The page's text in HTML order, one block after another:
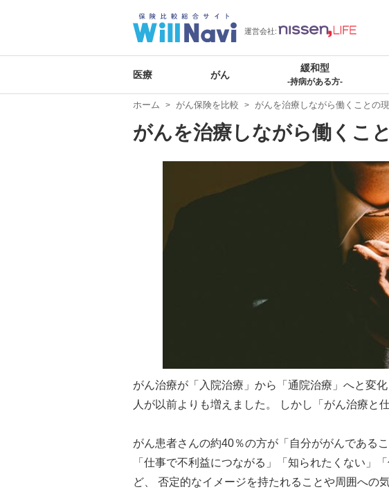
運営会社:
医療 がん
緩和型
-持病がある方-
ホーム がん保険を比較 がんを治療しながら働くことの
がんを治療しながら働くこ
がん治療が「入院治療」から「通院治療」へと変
人が以前よりも増えました。 しかし「がん治療と
がん患者さんの約40％の方が「自分ががんである
「仕事で不利益につながる」「知られたくない」
ど、 否定的なイメージを持たれることや周囲への